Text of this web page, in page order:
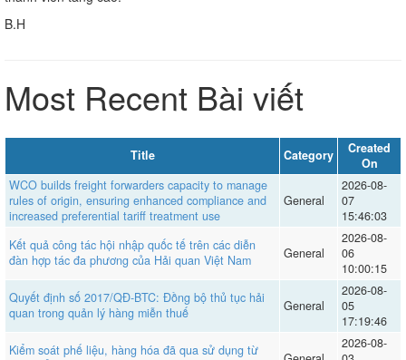
B.H
Most Recent Bài viết
Title Category
Created
On
WCO builds freight forwarders capacity to manage
rules of origin, ensuring enhanced compliance and
increased preferential tariff treatment use
General
2026-08-
07
15:46:03
Kết quả công tác hội nhập quốc tế trên các diễn
đàn hợp tác đa phương của Hải quan Việt Nam
General
2026-08-
06
10:00:15
Quyết định số 2017/QĐ-BTC: Đồng bộ thủ tục hải
quan trong quản lý hàng miễn thuế
General
2026-08-
05
17:19:46
Kiểm soát phế liệu, hàng hóa đã qua sử dụng từ
2026-08-